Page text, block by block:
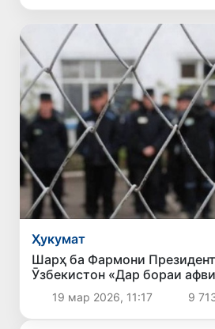
Ҳукумат
Шарҳ ба Фармони
Ӯзбекистон «Дар бораи
шахсоне, ки ҷазо адо
худ самимона пушаймон
ислоҳ гузаштаанд»
19 мар 2026, 11:17 9